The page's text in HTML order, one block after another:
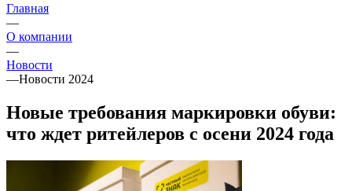
Главная
—
О компании
—
Новости
—Новости 2024
Новые требования маркировки обуви:
что ждет ритейлеров с осени 2024 года